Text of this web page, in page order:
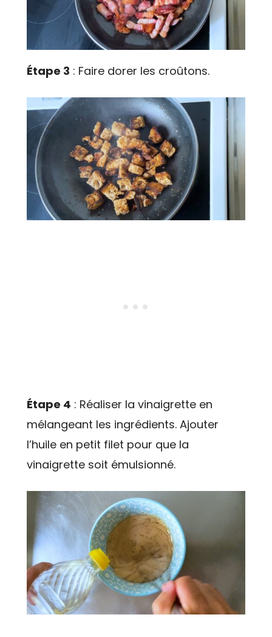
Étape 3 : Faire dorer les croûtons.
Étape 4 : Réaliser la vinaigrette en
mélangeant les ingrédients. Ajouter
l’huile en petit filet pour que la
vinaigrette soit émulsionné.